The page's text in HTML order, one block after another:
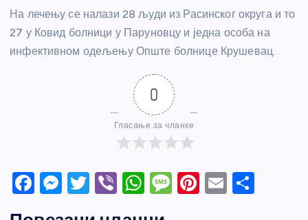
На лечењу се налази 28 људи из Расинског округа и то
27 у Ковид болници у Паруновцу и једна особа на
инфективном одељењу Опште болнице Крушевац.
0
Гласање за чланке
F
M T
Vi W M Pi E